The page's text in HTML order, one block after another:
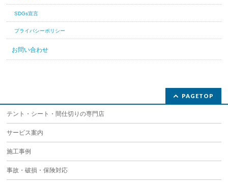
SDGs宣言
プライバシーポリシー
お問い合わせ
PAGETOP
テント・シート・間仕切りの専門店
サービス案内
施工事例
事故・破損・保険対応